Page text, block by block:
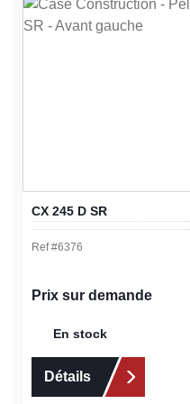
CX 245 D SR
Ref #6376
Prix sur demande
En stock
Détails